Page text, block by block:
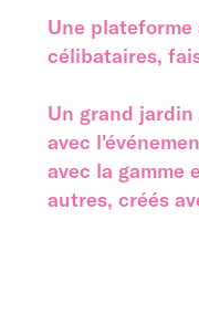
Une
célibataires,
Un grand
avec
avec la gamme
autres, créés